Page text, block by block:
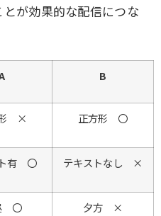
が効果的な配信につな
B
× 正方形 〇
有 〇 テキストなし ×
〇 夕方 ×